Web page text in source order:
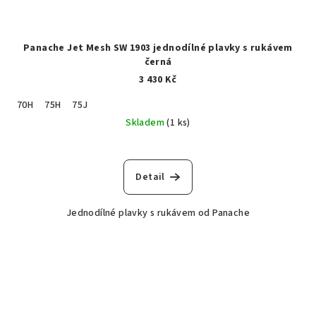
Panache Jet Mesh SW 1903 jednodílné plavky s rukávem
černá
3 430 Kč
70H
75H
75J
Skladem(1 ks)
Detail
Jednodílné plavky s rukávem od Panache